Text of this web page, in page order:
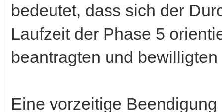
bedeutet, dass sich der
Laufzeit der Phase 5
beantragten und
Eine vorzeitige